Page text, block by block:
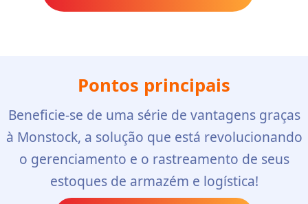
Pontos principais
Beneficie-se de uma série de vantagens graças
à Monstock, a solução que está revolucionando
o gerenciamento e o rastreamento de seus
estoques de armazém e logística!